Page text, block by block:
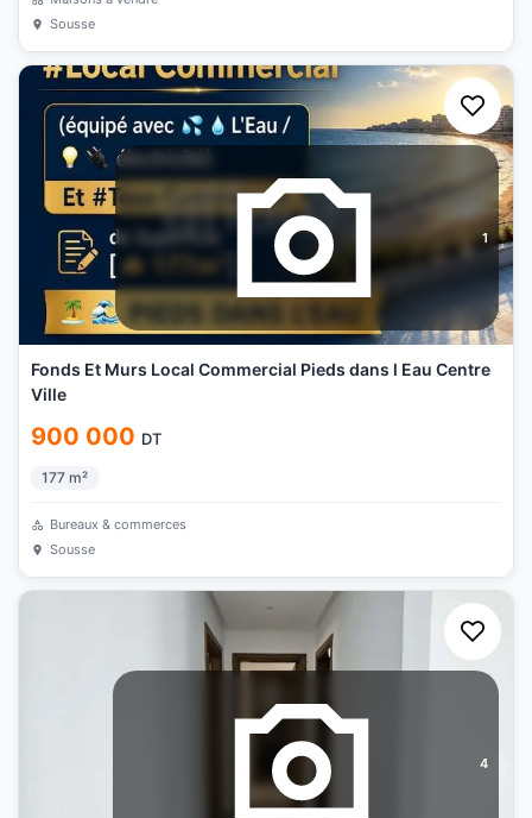
Sousse
1
Fonds Et Murs Local Commercial Pieds dans l Eau Centre
Ville
900 000 DT
177 m²
Bureaux & commerces
Sousse
4